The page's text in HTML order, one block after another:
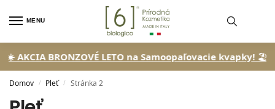
MENU
BRONZOVÉ LETO na Samoopaľovacie kvapky!🏖️ So
Domov / Pleť / Stránka 2